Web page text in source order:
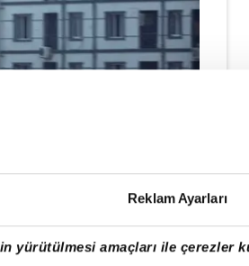
Reklam Ayarları
amaçları ile çerezler